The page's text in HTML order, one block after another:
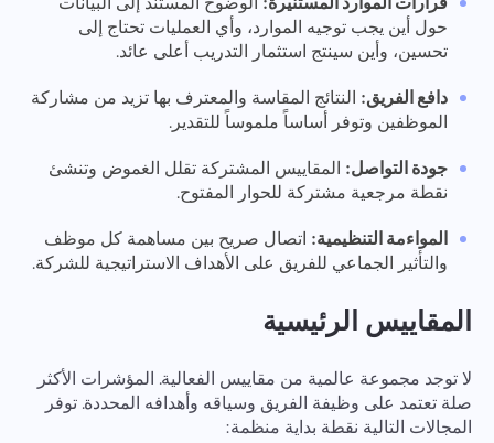
حول أين يجب توجيه الموارد، وأي العمليات تحتاج إلى
تحسين، وأين سينتج استثمار التدريب أعلى عائد.
دافع الفريق: النتائج المقاسة والمعترف بها تزيد من مشاركة
الموظفين وتوفر أساساً ملموساً للتقدير.
جودة التواصل: المقاييس المشتركة تقلل الغموض وتنشئ
نقطة مرجعية مشتركة للحوار المفتوح.
المواءمة التنظيمية: اتصال صريح بين مساهمة كل موظف
والتأثير الجماعي للفريق على الأهداف الاستراتيجية للشركة.
المقاييس الرئيسية
لا توجد مجموعة عالمية من مقاييس الفعالية. المؤشرات الأكثر
صلة تعتمد على وظيفة الفريق وسياقه وأهدافه المحددة. توفر
المجالات التالية نقطة بداية منظمة: